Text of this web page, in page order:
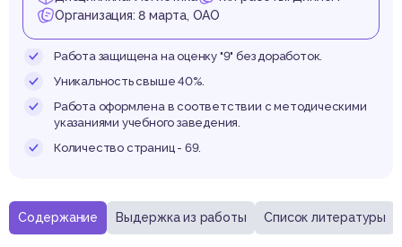
Содержание Выдержка из работы Список литературы
Организация: 8 марта, ОАО
Работа защищена на оценку "9" без доработок.
Уникальность свыше 40%.
Работа оформлена в соответствии с методическими
указаниями учебного заведения.
Количество страниц - 69.